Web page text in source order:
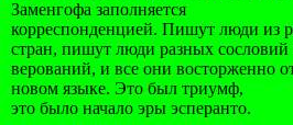
Заменгофа заполняется
корреспонденцией. Пишут люди из
стран, пишут люди разных сословий
верований, и все они восторженно
новом языке. Это был триумф,
это было начало эры эсперанто.